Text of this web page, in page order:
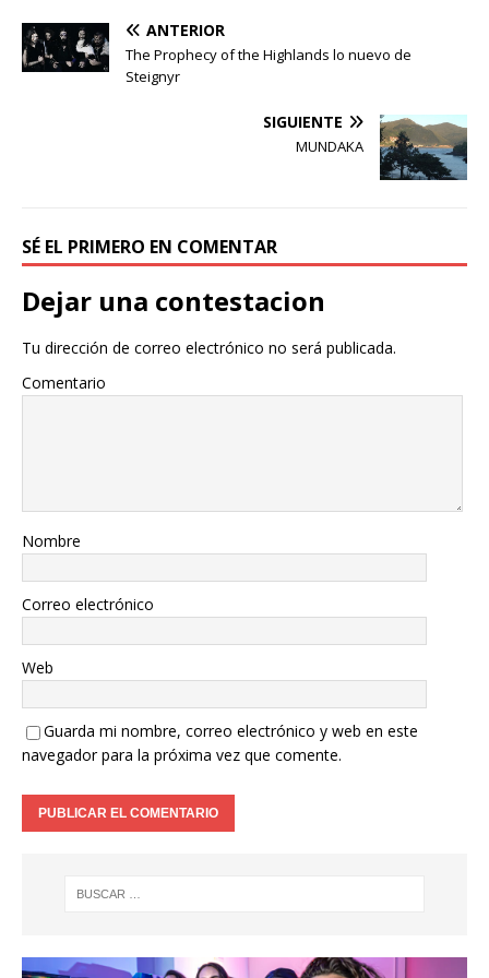
ANTERIOR
The Prophecy of the Highlands lo nuevo de
Steignyr
SIGUIENTE
MUNDAKA
SÉ EL PRIMERO EN COMENTAR
Dejar una contestacion
Tu dirección de correo electrónico no será publicada.
Comentario
Nombre
Correo electrónico
Web
Guarda mi nombre, correo electrónico y web en este
navegador para la próxima vez que comente.